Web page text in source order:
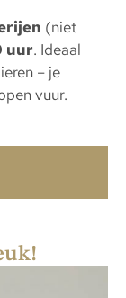
(niet
uur. Ideaal
– je
vuur.